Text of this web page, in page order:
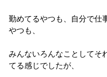
勤めてるやつも、自分で仕
やつも、
みんないろんなことしてそ
てる感じでしたが、